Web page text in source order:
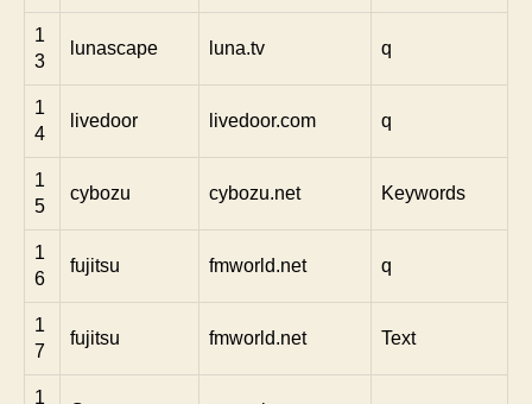
1
3
lunascape luna.tv q
1
4
livedoor livedoor.com q
1
5
cybozu cybozu.net Keywords
1
6
fujitsu fmworld.net q
1
7
fujitsu fmworld.net Text
1